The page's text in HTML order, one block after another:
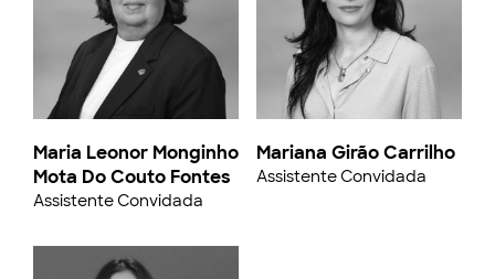
Maria Leonor Monginho
Mota Do Couto Fontes
Assistente Convidada
Mariana Girão Carrilho
Assistente Convidada